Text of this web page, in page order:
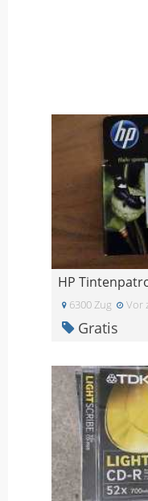
HP
6300 Zug Vor
Gratis